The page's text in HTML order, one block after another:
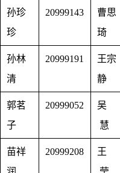
孙珍
珍
20999143
曹思
琦
孙林
清
20999191
王宗
静
郭茗
子
20999052
吴
慧
苗祥
20999208
王